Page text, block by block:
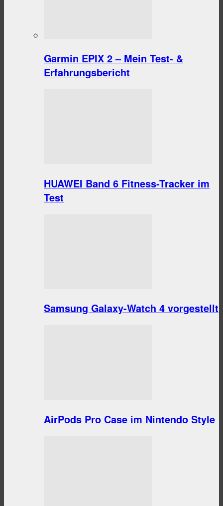
Garmin EPIX 2 – Mein Test- &
Erfahrungsbericht
HUAWEI Band 6 Fitness-Tracker im
Test
Samsung Galaxy-Watch 4 vorgestellt
AirPods Pro Case im Nintendo Style